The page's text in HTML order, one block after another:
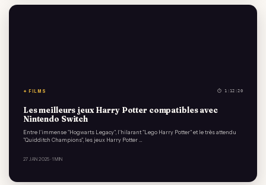
✦ FILMS ⏱ 1:12:20
Les meilleurs jeux Harry Potter compatibles avec
Nintendo Switch
Entre l'immense "Hogwarts Legacy", l'hilarant "Lego Harry Potter" et le très attendu
"Quidditch Champions", les jeux Harry Potter …
27 JAN 2025 · 1 MIN